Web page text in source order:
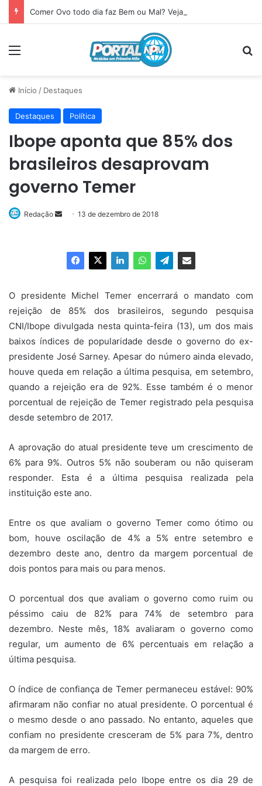
Início / Destaques
Destaques Política
Ibope aponta que 85% dos
brasileiros desaprovam
governo Temer
Redação
Mande
mail
13 de dezembro de 2018
O presidente Michel Temer encerrará o mandato com
rejeição de 85% dos brasileiros, segundo pesquisa
CNI/Ibope divulgada nesta quinta-feira (13), um dos mais
baixos índices de popularidade desde o governo do ex-
presidente José Sarney. Apesar do número ainda elevado,
houve queda em relação a última pesquisa, em setembro,
quando a rejeição era de 92%. Esse também é o menor
porcentual de rejeição de Temer registrado pela pesquisa
desde setembro de 2017.
A aprovação do atual presidente teve um crescimento de
6% para 9%. Outros 5% não souberam ou não quiseram
responder. Esta é a última pesquisa realizada pela
instituição este ano.
Entre os que avaliam o governo Temer como ótimo ou
bom, houve oscilação de 4% a 5% entre setembro e
dezembro deste ano, dentro da margem porcentual de
dois pontos para mais ou para menos.
O porcentual dos que avaliam o governo como ruim ou
péssimo caiu de 82% para 74% de setembro para
dezembro. Neste mês, 18% avaliaram o governo como
regular, um aumento de 6% percentuais em relação a
última pesquisa.
O índice de confiança de Temer permaneceu estável: 90%
afirmaram não confiar no atual presidente. O porcentual é
o mesmo desde o ano passado. No entanto, aqueles que
confiam no presidente cresceram de 5% para 7%, dentro
da margem de erro.
A pesquisa foi realizada pelo Ibope entre os dia 29 de